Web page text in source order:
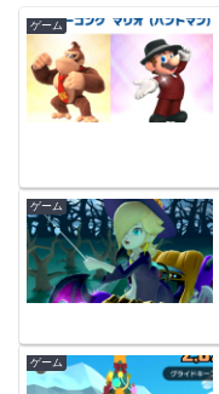
ゲーム
ゲーム
ゲーム